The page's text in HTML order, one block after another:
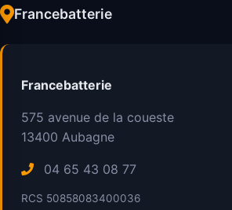
Francebatterie
Francebatterie
575 avenue de la coueste
13400 Aubagne
04 65 43 08 77
RCS 50858083400036